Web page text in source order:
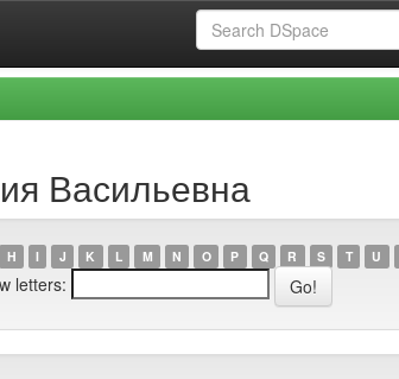
Васильевна
H I J K L M N O P Q R S T U
letters: